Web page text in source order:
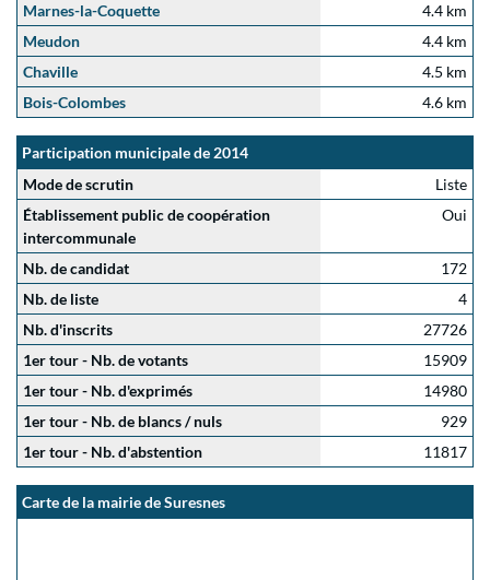
Marnes-la-Coquette
4.4 km
Meudon
4.4 km
Chaville
4.5 km
Bois-Colombes
4.6 km
Participation municipale de 2014
Mode de scrutin
Liste
Établissement public de coopération
intercommunale
Oui
Nb. de candidat
172
Nb. de liste
4
Nb. d'inscrits
27726
1er tour - Nb. de votants
15909
1er tour - Nb. d'exprimés
14980
1er tour - Nb. de blancs / nuls
929
1er tour - Nb. d'abstention
11817
Carte de la mairie de Suresnes